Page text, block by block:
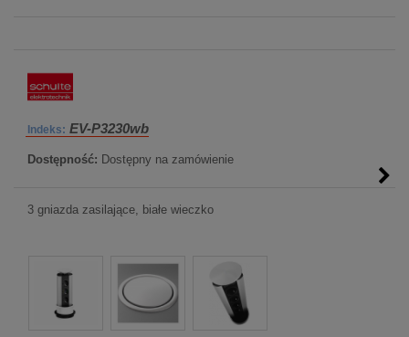
Indeks: EV-P3230wb
Dostępność: Dostępny na zamówienie
3 gniazda zasilające, białe wieczko